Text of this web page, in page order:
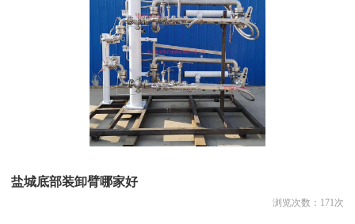
盐城底部装卸臂哪家好
浏览次数： 171次